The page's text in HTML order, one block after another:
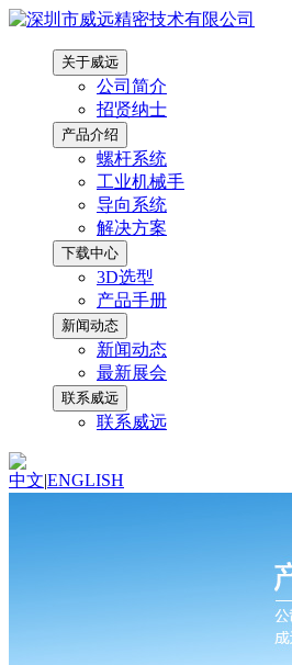
关于威远
公司简介
招贤纳士
产品介绍
螺杆系统
工业机械手
导向系统
解决方案
下载中心
3D选型
产品手册
新闻动态
新闻动态
最新展会
联系威远
联系威远
中文|ENGLISH